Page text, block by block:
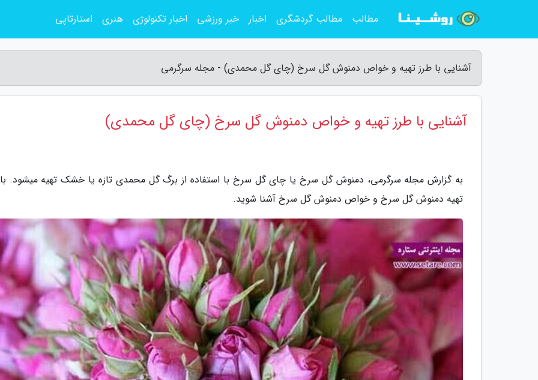
آشنایی با طرز تهیه و خواص دمنوش گل سرخ (چای گل محمدی) - مجله سرگرمی
آشنایی با طرز تهیه و خواص دمنوش گل سرخ (چای گل محمدی)
به گزارش مجله سرگرمی، دمنوش گل سرخ یا چای گل سرخ با استفاده از برگ گل محمدی تازه یا خشک تهیه میشود.
تهیه دمنوش گل سرخ و خواص دمنوش گل سرخ آشنا شوید.
مطالب مطالب گردشگری اخبار خبر ورزشی اخبار تکنولوژی هنری استارتاپی